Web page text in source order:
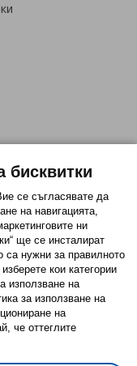
(Cookies)
на бисквитки
бисквитки
се съгласявате да
на навигацията,
ни
ще се инсталират
са нужни за правилното
кои категории
използване на
за използване на
на
че оттеглите